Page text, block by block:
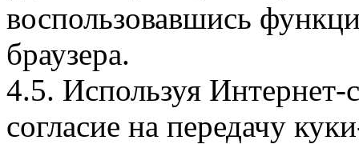
воспользовавшись
браузера.
4.5. Используя Интернет-
согласие на передачу